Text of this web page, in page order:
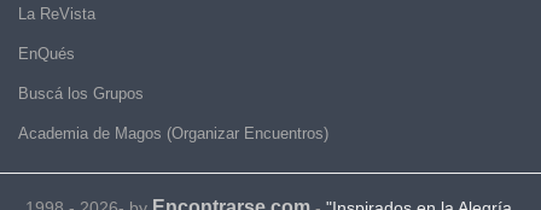
La ReVista
EnQués
Buscá los Grupos
Academia de Magos (Organizar Encuentros)